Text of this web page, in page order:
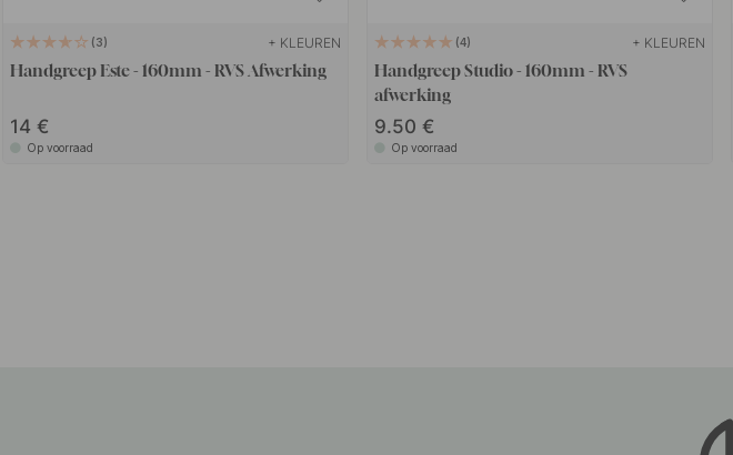
3 + KLEUREN
Handgreep Este - 160mm - RVS Afwerking
14
Op voorraad
4 + KLEUREN
Handgreep Studio - 160mm - RVS
afwerking
9.50
Op voorraad